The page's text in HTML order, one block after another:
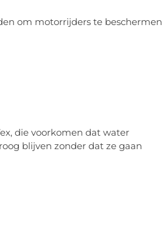
om motorrijders te beschermen
die voorkomen dat water
blijven zonder dat ze gaan